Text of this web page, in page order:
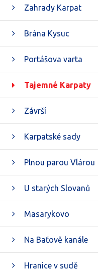
Zahrady Karpat
Brána Kysuc
Portášova varta
Tajemné Karpaty
Závrší
Karpatské sady
Plnou parou Vlárou
U starých Slovanů
Masarykovo
Na Baťově kanále
Hranice v sudě